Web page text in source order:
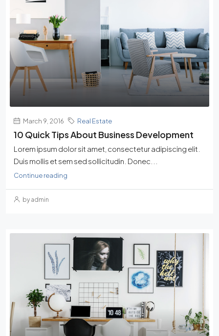
March 9, 2016 Real Estate
10 Quick Tips About Business Development
Lorem ipsum dolor sit amet, consectetur adipiscing elit.
Duis mollis et sem sed sollicitudin. Donec...
Continue reading
by admin